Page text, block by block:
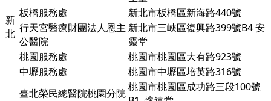
新
北
板橋服務處
新北市板橋區新海路440號
行天宮醫療財團法人恩主
公醫院
新北市三峽區復興路399號B4 安
靈堂
桃園服務處
桃園市桃園區大有路923號
中壢服務處
桃園市中壢區培英路316號
臺北榮民總醫院桃園分院桃園市桃園區成功路三段100號